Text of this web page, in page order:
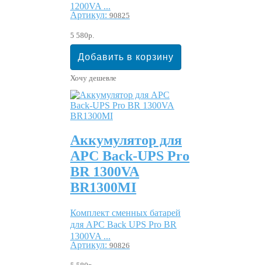
1200VA ...
Артикул: 90825
5 580р.
Хочу дешевле
Аккумулятор для
APC Back-UPS Pro
BR 1300VA
BR1300MI
Комплект сменных батарей
для APC Back UPS Pro BR
1300VA ...
Артикул: 90826